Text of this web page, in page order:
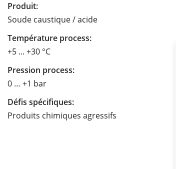
Produit:
Soude caustique / acide
Température process:
+5 ... +30 °C
Pression process:
0 … +1 bar
Défis spécifiques:
Produits chimiques agressifs